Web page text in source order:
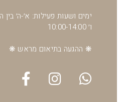
ו׳ 10:00-14:00
❋ ההגעה בתיאום מראש ❋